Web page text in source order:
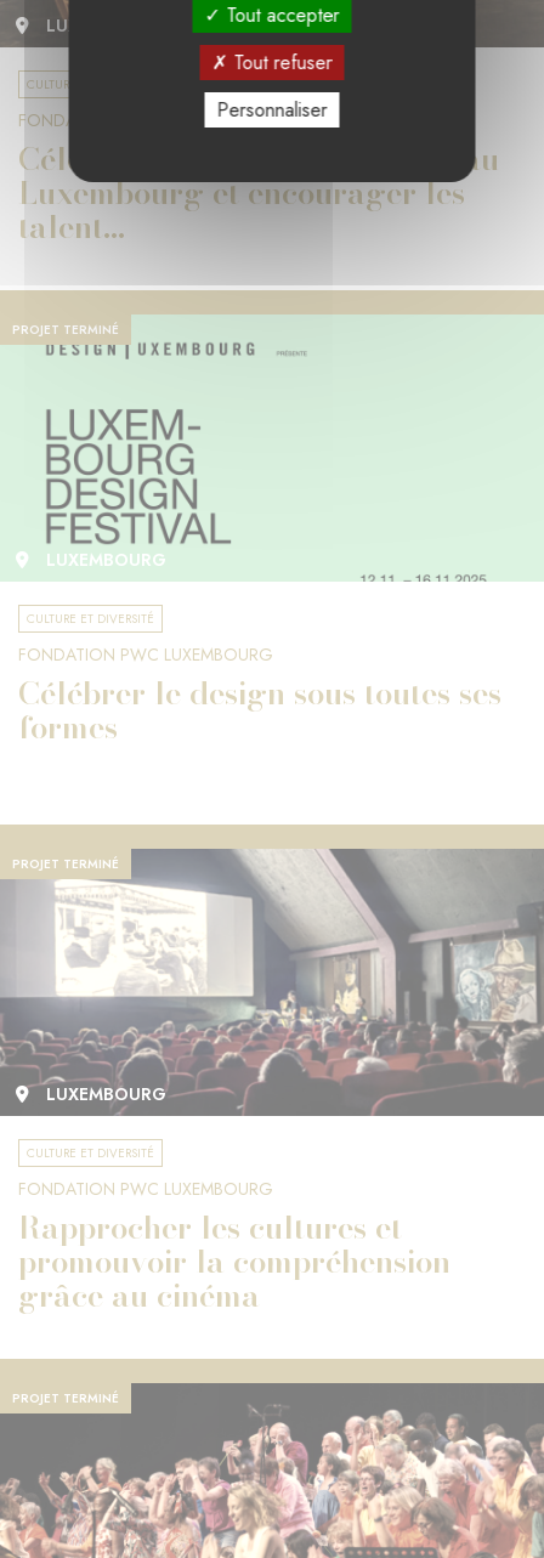
LUXEMBOURG
CULTURE ET DIVERSITÉ
FONDATION PWC LUXEMBOURG
Célébrer l'histoire de la danse au
Luxembourg et encourager les
talent...
PROJET TERMINÉ
LUXEMBOURG
CULTURE ET DIVERSITÉ
FONDATION PWC LUXEMBOURG
Célébrer le design sous toutes ses
formes
PROJET TERMINÉ
LUXEMBOURG
CULTURE ET DIVERSITÉ
FONDATION PWC LUXEMBOURG
Rapprocher les cultures et
promouvoir la compréhension
grâce au cinéma
PROJET TERMINÉ
Tout accepter
Tout refuser
Personnaliser